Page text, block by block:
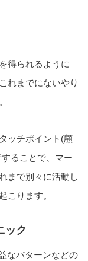
得られるように
れまでにないやり
ッチポイント(顧
ることで、マー
まで別々に活動し
こります。
ック
なパターンなどの